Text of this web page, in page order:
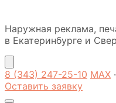
Наружная реклама,
в Екатеринбурге и
8 (343) 247-25-10 MAX ·
Оставить заявку